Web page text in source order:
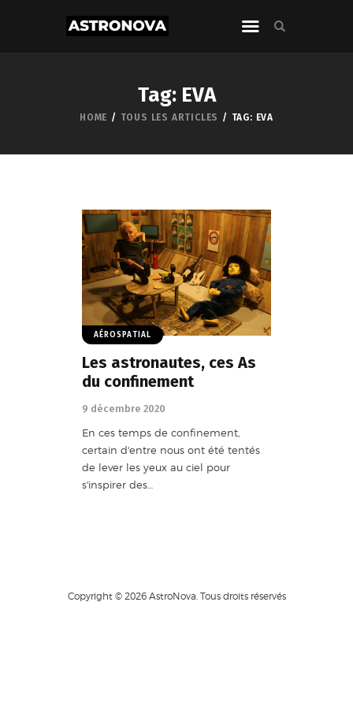
Tag: EVA
HOME TOUS LES ARTICLES TAG: EVA
AÉROSPATIAL
Les astronautes, ces As
du confinement
9 décembre 2020
En ces temps de confinement,
certain d'entre nous ont été tentés
de lever les yeux au ciel pour
s'inspirer des…
Copyright © 2026 AstroNova. Tous droits réservés